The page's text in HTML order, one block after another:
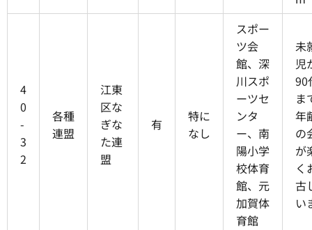
4
0
-
3
2
各種
連盟
江東
区な
ぎな
た連
盟
有
特に
なし
スポー
ツ会
館、深
川スポ
ーツセ
ンタ
ー、南
陽小学
校体育
館、元
加賀体
育館
未
児
90
ま
年
の
が
く
古
い